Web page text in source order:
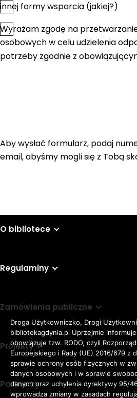
Rozmiar
innej formy wsparcia (jakiej?)
Zgoda*
Wyrażam zgodę na
osobowych w celu udzielenia
potrzeby zgodnie z
Aby wysłać formularz, podaj
email, abyśmy mogli się z Tobą
O bibliotece
Regulaminy
Zamówienia publiczne
Projekty
Partnerzy
Droga Użytkowniczko, Drogi
bibliotekagdynia.pl Uprzejmie
obowiązuje tzw. RODO, czyli
Europejskiego i Rady (UE) 2016/679 z
sprawie ochrony osób fizycznych w
danych osobowych i w sprawie
danych oraz uchylenia dyrektywy 95/
wprowadza zmiany w zasadach